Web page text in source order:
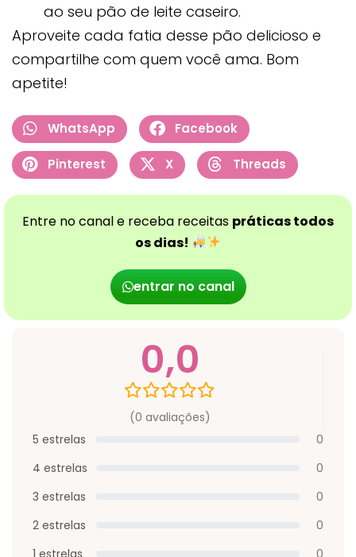
ao seu pão de leite caseiro.
Aproveite cada fatia desse pão delicioso e
compartilhe com quem você ama. Bom
apetite!
WhatsApp Facebook
Pinterest X Threads
Entre no canal e receba receitas práticas todos
os dias!
entrar no canal
0,0
(0 avaliações)
5 estrelas
0
4 estrelas
0
3 estrelas
0
2 estrelas
0
1 estrelas
0